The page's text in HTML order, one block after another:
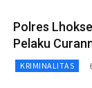
Polres
Pelaku
KRIMINALITAS